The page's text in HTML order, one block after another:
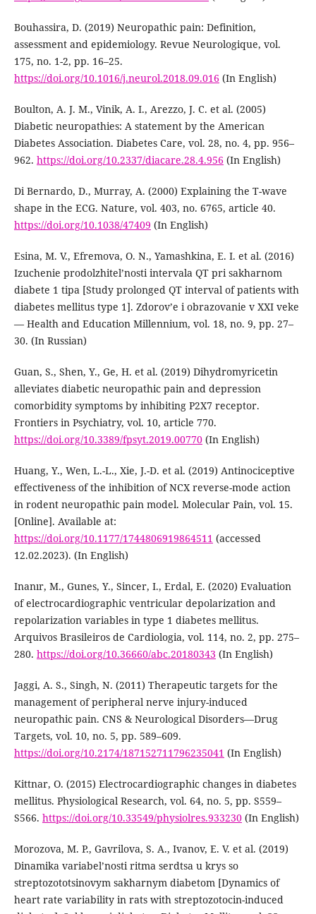
Bouhassira, D. (2019) Neuropathic pain: Definition,
assessment and epidemiology. Revue Neurologique, vol.
175, no. 1-2, pp. 16–25.
https://doi.org/10.1016/j.neurol.2018.09.016 (In English)
Boulton, A. J. M., Vinik, A. I., Arezzo, J. C. et al. (2005)
Diabetic neuropathies: A statement by the American
Diabetes Association. Diabetes Care, vol. 28, no. 4, pp. 956–
962. https://doi.org/10.2337/diacare.28.4.956 (In English)
Di Bernardo, D., Murray, A. (2000) Explaining the T-wave
shape in the ECG. Nature, vol. 403, no. 6765, article 40.
https://doi.org/10.1038/47409 (In English)
Esina, M. V., Efremova, O. N., Yamashkina, E. I. et al. (2016)
Izuchenie prodolzhitel’nosti intervala QT pri sakharnom
diabete 1 tipa [Study prolonged QT interval of patients with
diabetes mellitus type 1]. Zdorov’e i obrazovanie v XXI veke
— Health and Education Millennium, vol. 18, no. 9, pp. 27–
30. (In Russian)
Guan, S., Shen, Y., Ge, H. et al. (2019) Dihydromyricetin
alleviates diabetic neuropathic pain and depression
comorbidity symptoms by inhibiting P2X7 receptor.
Frontiers in Psychiatry, vol. 10, article 770.
https://doi.org/10.3389/fpsyt.2019.00770(In English)
Huang, Y., Wen, L.-L., Xie, J.-D. et al. (2019) Antinociceptive
effectiveness of the inhibition of NCX reverse-mode action
in rodent neuropathic pain model. Molecular Pain, vol. 15.
[Online]. Available at:
https://doi.org/10.1177/1744806919864511 (accessed
12.02.2023). (In English)
Inanır, M., Gunes, Y., Sincer, I., Erdal, E. (2020) Evaluation
of electrocardiographic ventricular depolarization and
repolarization variables in type 1 diabetes mellitus.
Arquivos Brasileiros de Cardiologia, vol. 114, no. 2, pp. 275–
280. https://doi.org/10.36660/abc.20180343 (In English)
Jaggi, A. S., Singh, N. (2011) Therapeutic targets for the
management of peripheral nerve injury-induced
neuropathic pain. CNS & Neurological Disorders—Drug
Targets, vol. 10, no. 5, pp. 589–609.
https://doi.org/10.2174/187152711796235041 (In English)
Kittnar, O. (2015) Electrocardiographic changes in diabetes
mellitus. Physiological Research, vol. 64, no. 5, pp. S559–
S566. https://doi.org/10.33549/physiolres.933230(In English)
Morozova, M. P., Gavrilova, S. A., Ivanov, E. V. et al. (2019)
Dinamika variabel’nosti ritma serdtsa u krys so
streptozototsinovym sakharnym diabetom [Dynamics of
heart rate variability in rats with streptozotocin-induced